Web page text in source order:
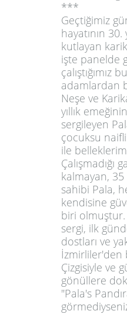
***
Geçtiğimiz
hayatının 30.
kutlayan
işte panelde
çalıştığımız
adamlardan
Neşe ve
yıllık
sergileyen
çocuksu
ile
Çalışmadığı
kalmayan,
sahibi Pala,
kendisine
biri olmuştur.
sergi, ilk
dostları ve
İzmirliler'den
Çizgisiyle ve
gönüllere
"Pala's